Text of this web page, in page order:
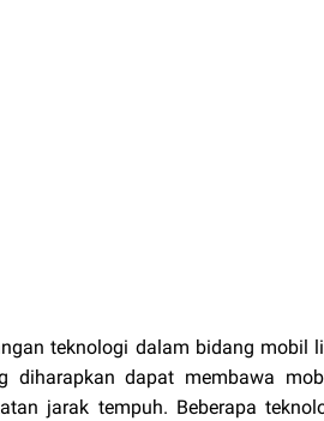
teknologi dalam bidang mobil
diharapkan dapat membawa
jarak tempuh. Beberapa